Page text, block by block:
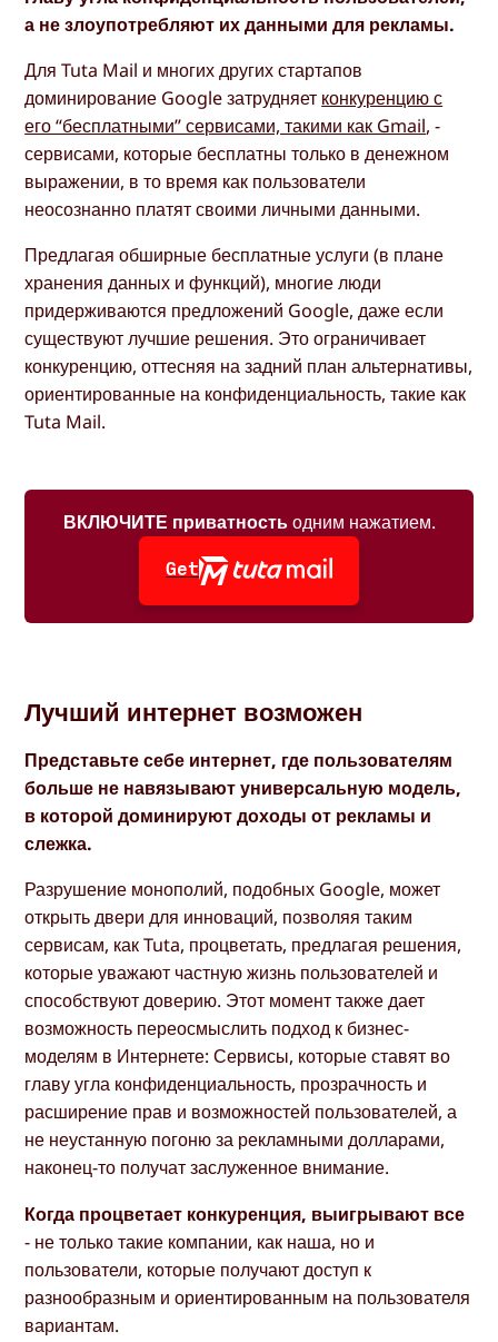
а не злоупотребляют их данными для рекламы.
Для Tuta Mail и многих других стартапов
доминирование Google затрудняет конкуренцию с
его “бесплатными” сервисами, такими как Gmail, -
сервисами, которые бесплатны только в денежном
выражении, в то время как пользователи
неосознанно платят своими личными данными.
Предлагая обширные бесплатные услуги (в плане
хранения данных и функций), многие люди
придерживаются предложений Google, даже если
существуют лучшие решения. Это ограничивает
конкуренцию, оттесняя на задний план альтернативы,
ориентированные на конфиденциальность, такие как
Tuta Mail.
ВКЛЮЧИТЕ приватностьодним нажатием.
Get
Лучший интернет возможен
Представьте себе интернет, где пользователям
больше не навязывают универсальную модель,
в которой доминируют доходы от рекламы и
слежка.
Разрушение монополий, подобных Google, может
открыть двери для инноваций, позволяя таким
сервисам, как Tuta, процветать, предлагая решения,
которые уважают частную жизнь пользователей и
способствуют доверию. Этот момент также дает
возможность переосмыслить подход к бизнес-
моделям в Интернете: Сервисы, которые ставят во
главу угла конфиденциальность, прозрачность и
расширение прав и возможностей пользователей, а
не неустанную погоню за рекламными долларами,
наконец-то получат заслуженное внимание.
Когда процветает конкуренция, выигрывают все
- не только такие компании, как наша, но и
пользователи, которые получают доступ к
разнообразным и ориентированным на пользователя
вариантам.